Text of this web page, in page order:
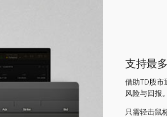
支持最
借助TD股市
风险与回报。
只需轻击鼠